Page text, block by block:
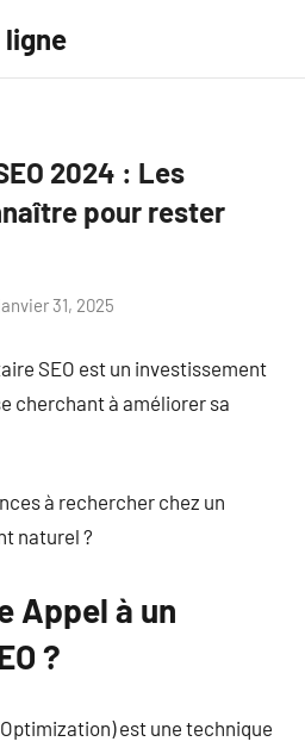
2024 : Les
pour rester
31, 2025
SEO est un investissement
cherchant à améliorer sa
à rechercher chez un
naturel ?
Appel à un
?
est une technique